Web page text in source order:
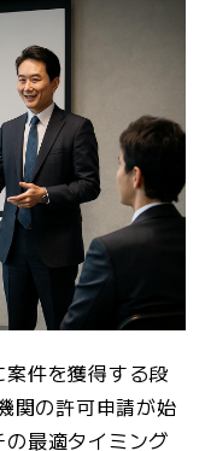
件を獲得する段
関の許可申請が始
最適タイミング